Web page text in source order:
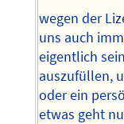
wegen der
uns auch
eigentlich
auszufüllen,
oder ein
etwas geht